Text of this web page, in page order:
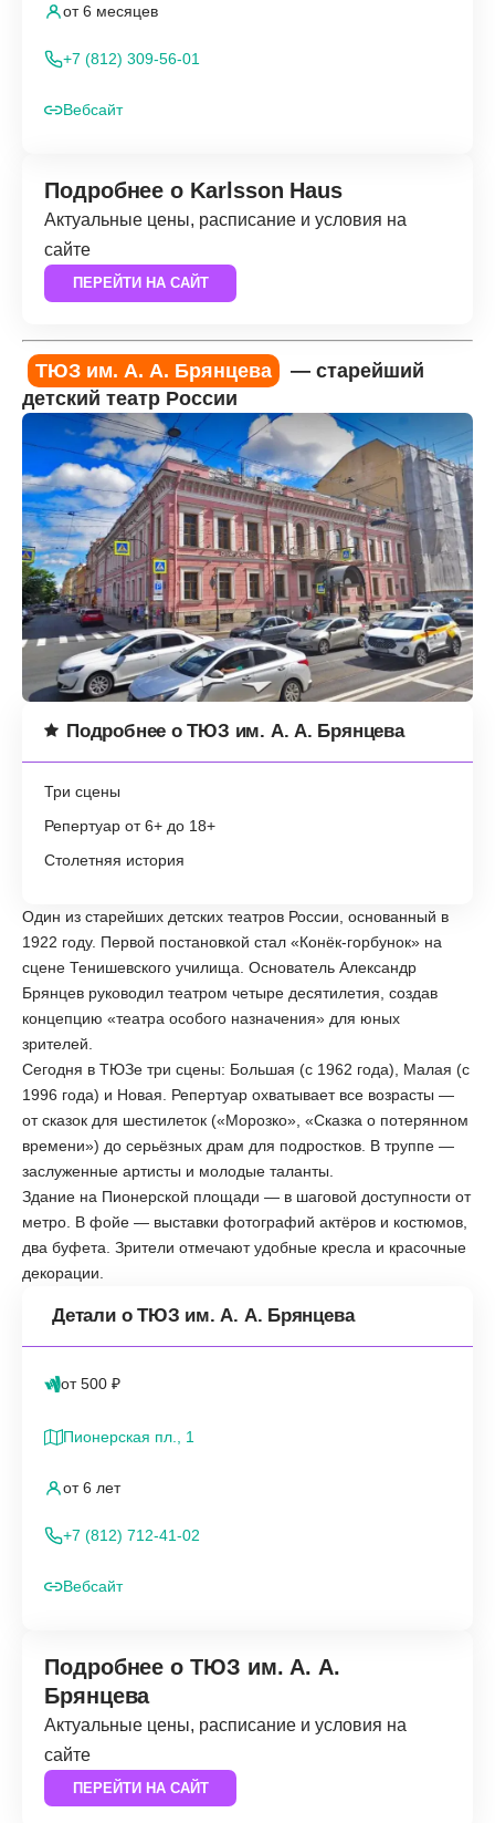
от 6 месяцев
+7 (812) 309-56-01
Вебсайт
Подробнее о Karlsson Haus
Актуальные цены, расписание и условия на
сайте
ПЕРЕЙТИ НА САЙТ
ТЮЗ им. А. А. Брянцева
— старейший
детский театр России
Подробнее о ТЮЗ им. А. А. Брянцева
Три сцены
Репертуар от 6+ до 18+
Столетняя история
Один из старейших детских театров России, основанный в
1922 году. Первой постановкой стал «Конёк-горбунок» на
сцене Тенишевского училища. Основатель Александр
Брянцев руководил театром четыре десятилетия, создав
концепцию «театра особого назначения» для юных
зрителей.
Сегодня в ТЮЗе три сцены: Большая (с 1962 года), Малая (с
1996 года) и Новая. Репертуар охватывает все возрасты —
от сказок для шестилеток («Морозко», «Сказка о потерянном
времени») до серьёзных драм для подростков. В труппе —
заслуженные артисты и молодые таланты.
Здание на Пионерской площади — в шаговой доступности от
метро. В фойе — выставки фотографий актёров и костюмов,
два буфета. Зрители отмечают удобные кресла и красочные
декорации.
Детали о ТЮЗ им. А. А. Брянцева
от 500 ₽
Пионерская пл., 1
от 6 лет
+7 (812) 712-41-02
Вебсайт
Подробнее о ТЮЗ им. А. А.
Брянцева
Актуальные цены, расписание и условия на
сайте
ПЕРЕЙТИ НА САЙТ